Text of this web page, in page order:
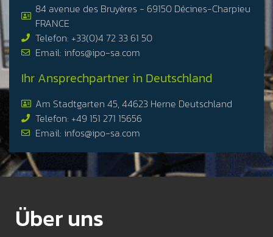
84 avenue des Bruyères - 69150 Décines-Charpieu
FRANCE
Telefon: +33(0)4 72 33 61 50
Email: infos@ipo-sa.com
Ihr Ansprechpartner in Deutschland
Am Stadtgarten 45, 44623 Herne Deutschland
Telefon: +49 151 271 15656
Email: infos@ipo-sa.com
Über uns